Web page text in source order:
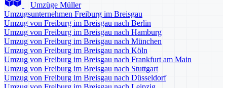
Umzüge Müller
Umzugsunternehmen Freiburg im Breisgau
Umzug von Freiburg im Breisgau nach Berlin
Umzug von Freiburg im Breisgau nach Hamburg
Umzug von Freiburg im Breisgau nach München
Umzug von Freiburg im Breisgau nach Köln
Umzug von Freiburg im Breisgau nach Frankfurt am Main
Umzug von Freiburg im Breisgau nach Stuttgart
Umzug von Freiburg im Breisgau nach Düsseldorf